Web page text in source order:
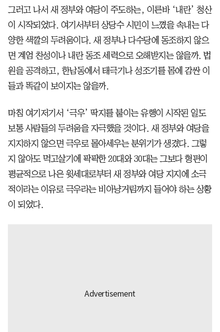
그러고 나서 새 정부와 여당이 주도하는, 이른바 ‘내란’ 청산
이 시작되었다. 여기서부터 상당수 시민이 느꼈을 속내는 다
양한 색깔의 두려움이다. 새 정부나 다수당에 동조하지 않으
면 계엄 찬성이나 내란 동조 세력으로 오해받지는 않을까. 법
원을 공격하고, 한남동에서 태극기나 성조기를 몸에 감싼 이
들과 똑같이 보이지는 않을까.
마침 여기저기서 ‘극우’ 딱지를 붙이는 유행이 시작된 일도
보통 사람들의 두려움을 자극했을 것이다. 새 정부와 여당을
지지하지 않으면 극우로 몰아세우는 분위기가 생겼다. 그렇
지 않아도 먹고살기에 팍팍한 20대와 30대는 그보다 형편이
평균적으로 나은 윗세대로부터 새 정부와 여당 지지에 소극
적이라는 이유로 극우라는 비아냥거림까지 들어야 하는 상황
이 되었다.